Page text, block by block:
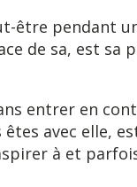
être pendant
de sa, est
entrer en
avec elle,
à et